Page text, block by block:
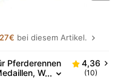
bei diesem Artikel.
Pferderennen
W
4,36
(10)